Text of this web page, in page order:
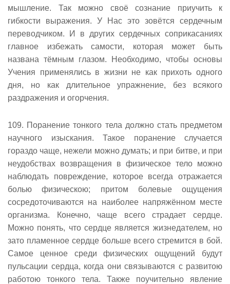
мышление. Так можно своё сознание приучить к
гибкости выражения. У Нас это зовётся сердечным
переводчиком. И в других сердечных соприкасаниях
главное избежать самости, которая может быть
названа тёмным глазом. Необходимо, чтобы основы
Учения применялись в жизни не как прихоть одного
дня, но как длительное упражнение, без всякого
раздражения и огорчения.
109. Поранение тонкого тела должно стать предметом
научного изыскания. Такое поранение случается
гораздо чаще, нежели можно думать; и при битве, и при
неудобствах возвращения в физическое тело можно
наблюдать повреждение, которое всегда отражается
болью физическою; притом болевые ощущения
сосредоточиваются на наиболее напряжённом месте
организма. Конечно, чаще всего страдает сердце.
Можно понять, что сердце является жизнедателем, но
зато пламенное сердце больше всего стремится в бой.
Самое ценное среди физических ощущений будут
пульсации сердца, когда они связываются с развитою
работою тонкого тела. Также поучительно явление